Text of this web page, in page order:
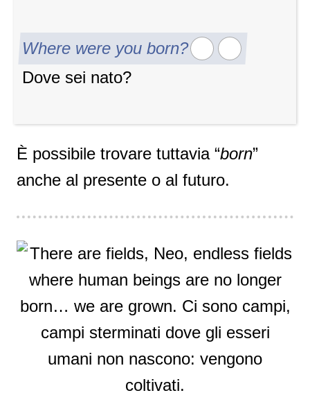
Where were you born?
Dove sei nato?
È possibile trovare tuttavia “born”
anche al presente o al futuro.